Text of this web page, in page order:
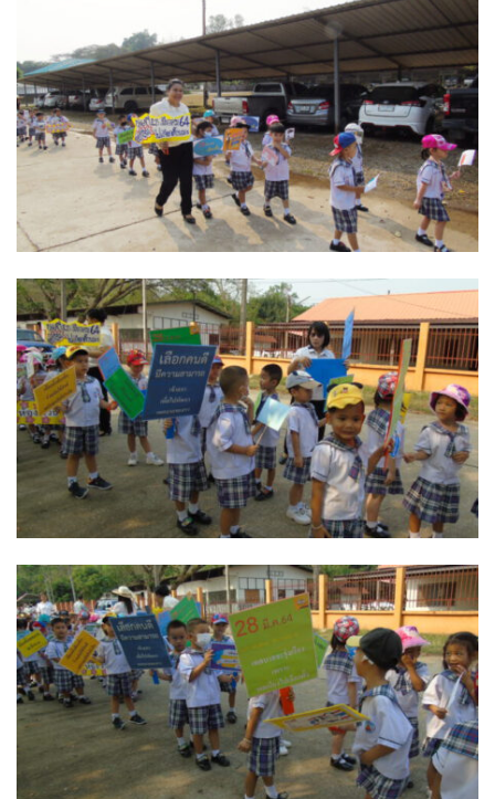
ครัวรสแซ่บ
ครัวลินดา
ครัววันดีดี
นครปัว ครัวใบกะเพรา
บึงปัว
ปรางค์สวรรค์
ปลาร้าหอม
มานีมีเตี๋ยว
มีลาภ
สวนอาหารเรณู
แซ่บอีหลีฮิมดอยคา สาขา 2
ไอ.เอ็ม.เอฟ. (ลุงมาดเจ้าเก่า)
ร้านเบเกอรี่และเครื่องดื่มในเขตเทศบาลตำบลปัว
29 Healing space